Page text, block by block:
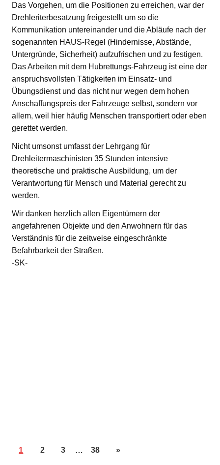
Das Vorgehen, um die Positionen zu erreichen, war der
Drehleriterbesatzung freigestellt um so die
Kommunikation untereinander und die Abläufe nach der
sogenannten HAUS-Regel (Hindernisse, Abstände,
Untergründe, Sicherheit) aufzufrischen und zu festigen.
Das Arbeiten mit dem Hubrettungs-Fahrzeug ist eine der
anspruchsvollsten Tätigkeiten im Einsatz- und
Übungsdienst und das nicht nur wegen dem hohen
Anschaffungspreis der Fahrzeuge selbst, sondern vor
allem, weil hier häufig Menschen transportiert oder eben
gerettet werden.
Nicht umsonst umfasst der Lehrgang für
Drehleitermaschinisten 35 Stunden intensive
theoretische und praktische Ausbildung, um der
Verantwortung für Mensch und Material gerecht zu
werden.
Wir danken herzlich allen Eigentümern der
angefahrenen Objekte und den Anwohnern für das
Verständnis für die zeitweise eingeschränkte
Befahrbarkeit der Straßen.
-SK-
1 2 3 … 38 »